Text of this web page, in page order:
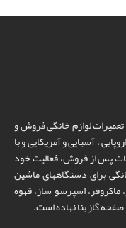
را از سال 1384 در زمینه تعمیرات لوازم خانگی فروش و
، آسیایی و آمریکایی و با
پس از فروش، فعالیت خود
برای دستگاههای ماشین
ماکروفر، اسپرسو ساز، قهوه
صفحه گاز بنا نهاده است.